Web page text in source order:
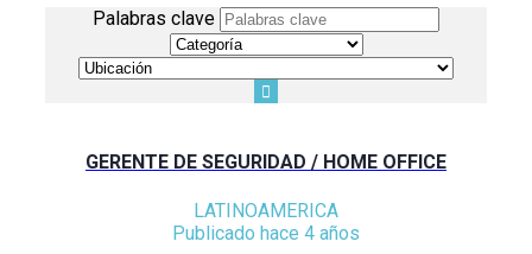
Palabras clave
GERENTE DE SEGURIDAD / HOME OFFICE
LATINOAMERICA
Publicado hace 4 años